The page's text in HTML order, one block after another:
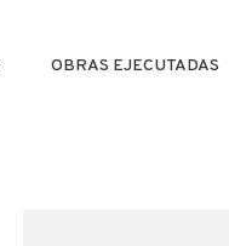
OBRAS EJECUTADAS